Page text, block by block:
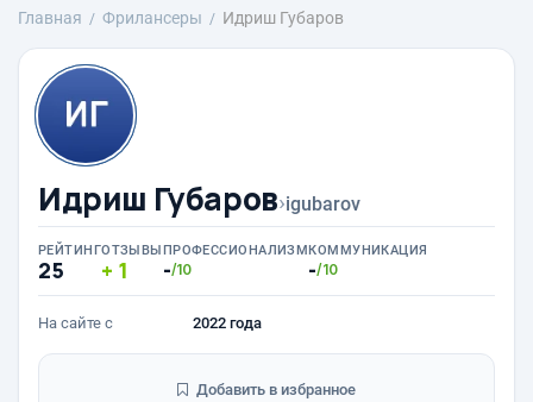
Главная Фрилансеры Идриш Губаров
Идриш Губаров›igubarov
РЕЙТИНГ
25
ОТЗЫВЫ
1
ПРОФЕССИОНАЛИЗМ
-/10
КОММУНИКАЦИЯ
-/10
На сайте с 2022 года
Добавить в избранное